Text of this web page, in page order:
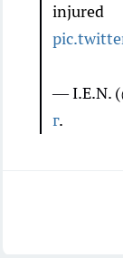
injured
— I.E.N.
г.